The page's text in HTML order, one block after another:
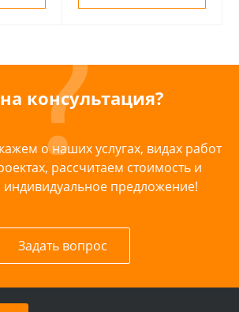
консультация?
о наших услугах, видах работ
рассчитаем стоимость и
индивидуальное предложение!
Задать вопрос